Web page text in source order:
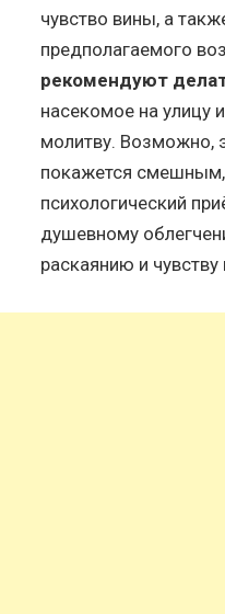
чувство вины, а
предполагаемого
рекомендуют
насекомое на улицу
молитву. Возможно,
покажется
психологический
душевному
раскаянию и чувству